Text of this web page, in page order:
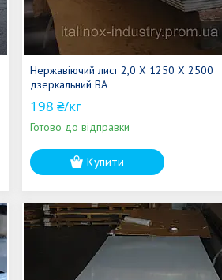
Нержавіючий лист 2,0 Х 1250 Х 2500
дзеркальний ВА
198 ₴/кг
Готово до відправки
Купити